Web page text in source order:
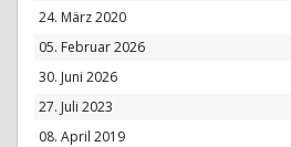
24. März 2020
05. Februar 2026
30. Juni 2026
27. Juli 2023
08. April 2019